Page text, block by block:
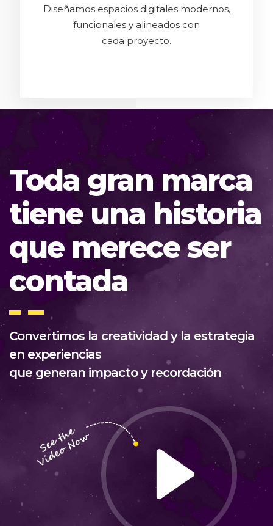
Diseñamos espacios digitales modernos,
funcionales y alineados con
cada proyecto.
Toda gran marca
tiene una historia
que merece ser
contada
Convertimos la creatividad y la estrategia
en experiencias
que generan impacto y recordación